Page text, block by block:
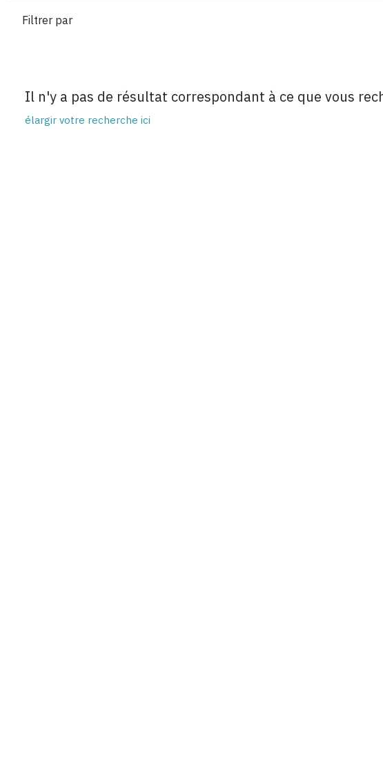
Filtrer par
Il n'y a pas de résultat correspondant à ce que vous
élargir votre recherche ici